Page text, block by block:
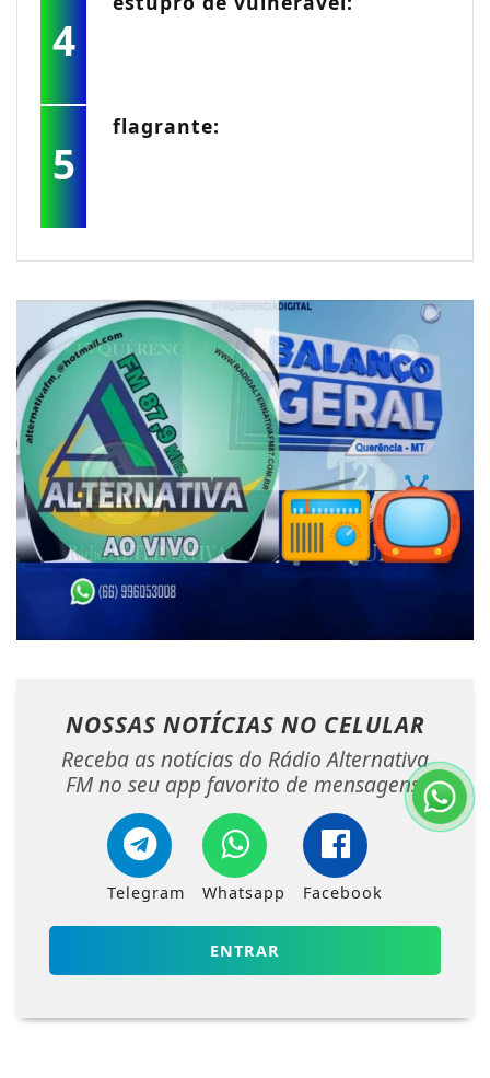
4
5
flagrante:
NOSSAS NOTÍCIAS NO CELULAR
Receba as notícias do Rádio Alternativa
FM no seu app favorito de mensagens.
Telegram Whatsapp Facebook
ENTRAR